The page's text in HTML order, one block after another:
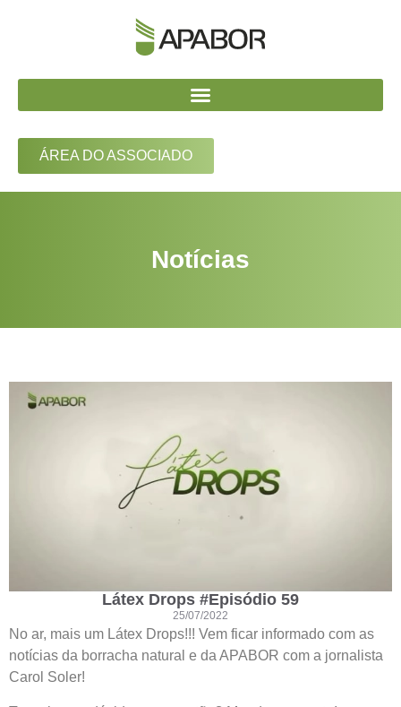
ÁREA DO ASSOCIADO
Notícias
Látex Drops #Episódio 59
25/07/2022
No ar, mais um Látex Drops!!! Vem ficar informado com as
notícias da borracha natural e da APABOR com a jornalista
Carol Soler!